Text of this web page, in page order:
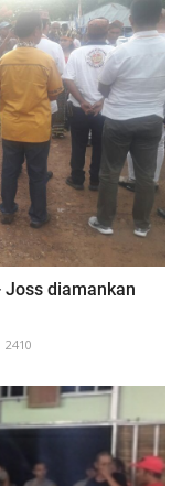
Joss diamankan
2410